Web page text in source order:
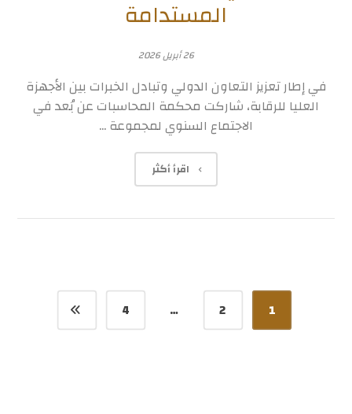
المستدامة
26 أبريل 2026
في إطار تعزيز التعاون الدولي وتبادل الخبرات بين الأجهزة
العليا للرقابة، شاركت محكمة المحاسبات عن بُعد في
الاجتماع السنوي لمجموعة ...
اقرأ أكثر
1
2
…
4